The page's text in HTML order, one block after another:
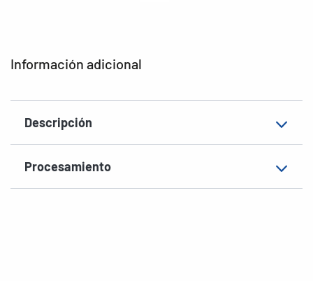
Información adicional
Descripción
Procesamiento
Forma de las esquinas
EAN 4008705041102